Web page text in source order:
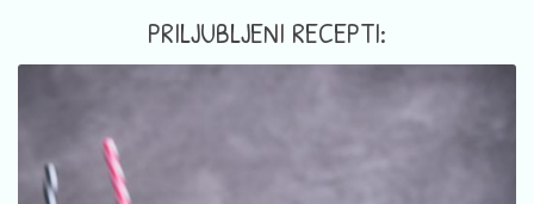
PRILJUBLJENI RECEPTI: